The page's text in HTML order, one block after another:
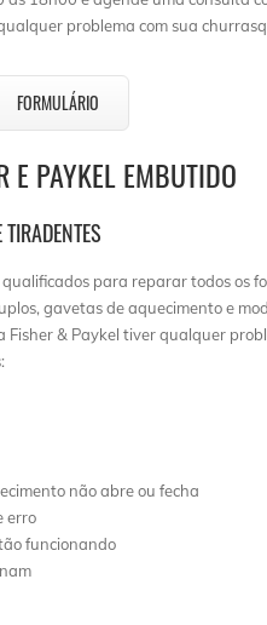
problema com sua
FORMULÁRIO
E PAYKEL EMBUTIDO
para reparar todos os
gavetas de aquecimento e
Fisher & Paykel tiver qualquer
não abre ou fecha
erro
funcionando